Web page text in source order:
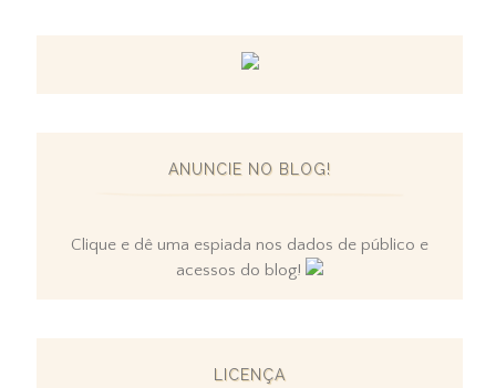
ANUNCIE NO BLOG!
Clique e dê uma espiada nos dados de público e
acessos do blog!
LICENÇA